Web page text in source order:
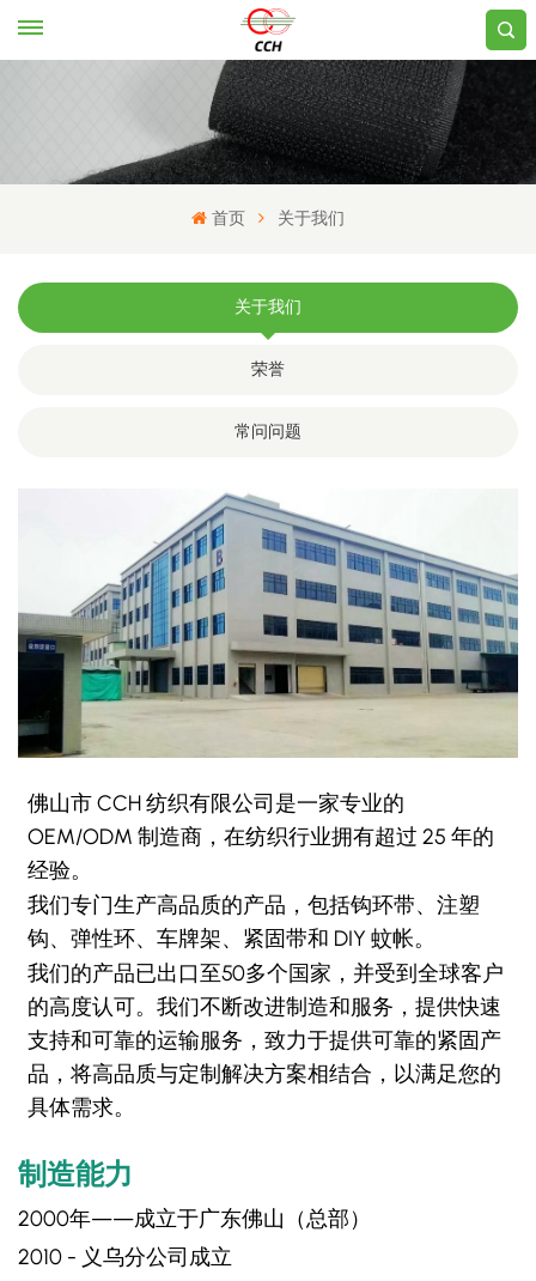
首页 关于我们
关于我们
荣誉
常问问题
佛山市 CCH 纺织有限公司是一家专业的
OEM/ODM 制造商，在纺织行业拥有超过 25 年的
经验。
我们专门生产高品质的产品，包括钩环带、注塑
钩、弹性环、车牌架、紧固带和 DIY 蚊帐。
我们的产品已出口至50多个国家，并受到全球客户
的高度认可。我们不断改进制造和服务，提供快速
支持和可靠的运输服务，致力于提供可靠的紧固产
品，将高品质与定制解决方案相结合，以满足您的
具体需求。
制造能力
2000年——成立于广东佛山（总部）
​2010​ - 义乌分公司成立